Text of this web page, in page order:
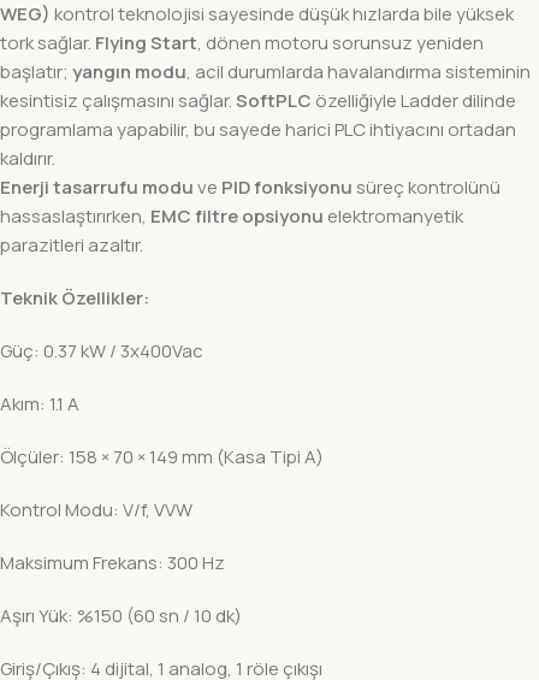
WEG) kontrol teknolojisi sayesinde düşük hızlarda bile yüksek
tork sağlar. Flying Start, dönen motoru sorunsuz yeniden
başlatır; yangın modu, acil durumlarda havalandırma sisteminin
kesintisiz çalışmasını sağlar.SoftPLC özelliğiyle Ladder dilinde
programlama yapabilir, bu sayede harici PLC ihtiyacını ortadan
kaldırır.
Enerji tasarrufu moduve PID fonksiyonu süreç kontrolünü
hassaslaştırırken, EMC filtre opsiyonu elektromanyetik
parazitleri azaltır.
Teknik Özellikler:
Güç: 0.37 kW / 3x400Vac
Akım: 1.1 A
Ölçüler: 158 × 70 × 149 mm (Kasa Tipi A)
Kontrol Modu: V/f, VVW
Maksimum Frekans: 300 Hz
Aşırı Yük: %150 (60 sn / 10 dk)
Giriş/Çıkış: 4 dijital, 1 analog, 1 röle çıkışı